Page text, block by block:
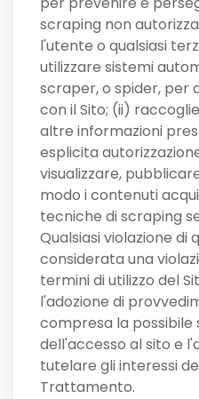
scraping non
l'utente o qualsiasi
utilizzare sistemi
scraper, o spider, per
con il Sito; (ii)
altre informazioni
esplicita
visualizzare,
modo i contenuti
tecniche di scraping
Qualsiasi violazione di
considerata una
termini di utilizzo del
l'adozione di
compresa la possibile
dell'accesso al sito e
tutelare gli interessi
Trattamento.